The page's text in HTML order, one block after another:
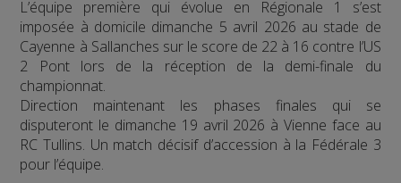
L’équipe première qui évolue en Régionale 1 s’est
imposée à domicile dimanche 5 avril 2026 au stade de
Cayenne à Sallanches sur le score de 22 à 16 contre l’US
2 Pont lors de la réception de la demi-finale du
championnat.
Direction maintenant les phases finales qui se
disputeront le dimanche 19 avril 2026 à Vienne face au
RC Tullins. Un match décisif d’accession à la Fédérale 3
pour l’équipe.